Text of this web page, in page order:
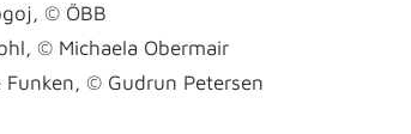
© ÖBB
© Michaela Obermair
Funken, © Gudrun Petersen